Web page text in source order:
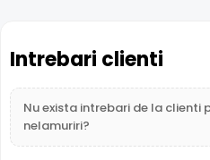
Intrebari clienti
Nu exista intrebari de la clienti
nelamuriri?